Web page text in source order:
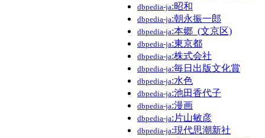
dbpedia-ja:昭和
dbpedia-ja:朝永振一郎
dbpedia-ja:本郷_(文京区)
dbpedia-ja:東京都
dbpedia-ja:株式会社
dbpedia-ja:毎日出版文化賞
dbpedia-ja:水色
dbpedia-ja:池田香代子
dbpedia-ja:漫画
dbpedia-ja:片山敏彦
dbpedia-ja:現代思潮新社